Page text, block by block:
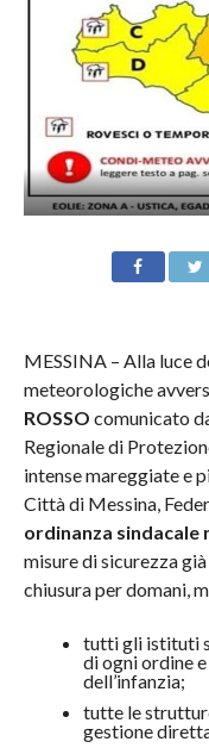
MESSINA – Alla luce
meteorologiche
ROSSO comunicato
Regionale di
intense mareggiate e
Città di Messina,
ordinanza sindacale
misure di sicurezza
chiusura per domani,
tutti gli istituti
di ogni ordine
dell’infanzia;
tutte le
gestione